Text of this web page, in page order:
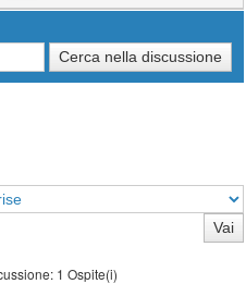
1 Ospite(i)